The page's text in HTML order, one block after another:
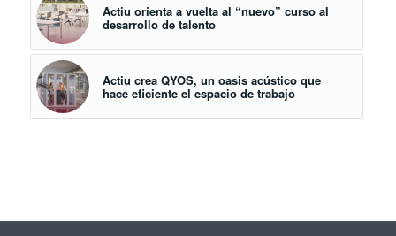
Actiu orienta a vuelta al “nuevo” curso al
desarrollo de talento
Actiu crea QYOS, un oasis acústico que
hace eficiente el espacio de trabajo